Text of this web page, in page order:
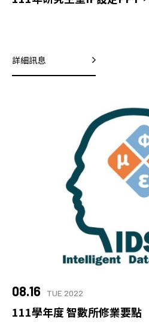
詳細訊息
08.16 TUE 2022
111學年度 智數所修業要點